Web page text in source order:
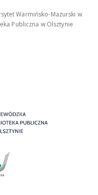
Warmińsko-Mazurski w
Publiczna w Olsztynie